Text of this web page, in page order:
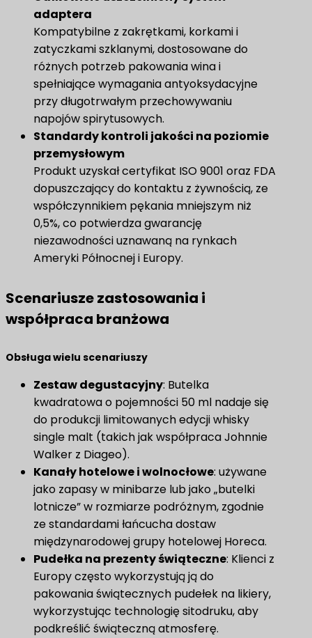
adaptera
Kompatybilne z zakrętkami, korkami i
zatyczkami szklanymi, dostosowane do
różnych potrzeb pakowania wina i
spełniające wymagania antyoksydacyjne
przy długotrwałym przechowywaniu
napojów spirytusowych.
Standardy kontroli jakości na poziomie
przemysłowym​
Produkt uzyskał certyfikat ISO 9001 oraz FDA
dopuszczający do kontaktu z żywnością, ze
współczynnikiem pękania mniejszym niż
0,5%, co potwierdza gwarancję
niezawodności uznawaną na rynkach
Ameryki Północnej i Europy.
Scenariusze zastosowania i
współpraca branżowa
​Obsługa wielu scenariuszy​
Zestaw degustacyjny: Butelka
kwadratowa o pojemności 50 ml nadaje się
do produkcji limitowanych edycji whisky
single malt (takich jak współpraca Johnnie
Walker z Diageo).
Kanały hotelowe i wolnocłowe: używane
jako zapasy w minibarze lub jako „butelki
lotnicze” w rozmiarze podróżnym, zgodnie
ze standardami łańcucha dostaw
międzynarodowej grupy hotelowej Horeca.
​Pudełka na prezenty świąteczne​: Klienci z
Europy często wykorzystują ją do
pakowania świątecznych pudełek na likiery,
wykorzystując technologię sitodruku, aby
podkreślić świąteczną atmosferę.